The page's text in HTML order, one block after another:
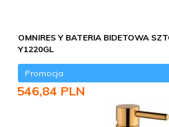
OMNIRES Y BATERIA BIDETOWA
Y1220GL
Promocja
546,84 PLN